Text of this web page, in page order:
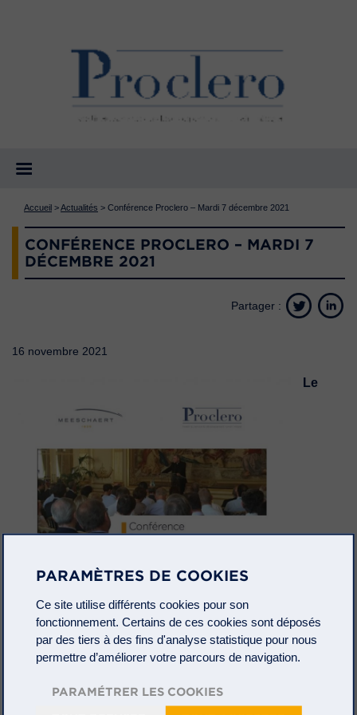
Accueil >Actualités > Conférence Proclero – Mardi 7 décembre 2021
CONFÉRENCE PROCLERO – MARDI 7
DÉCEMBRE 2021
Partager :
16 novembre 2021
Le
groupe Meeschaert et la Sicav Proclero ont le plaisir de
PARAMÈTRES DE COOKIES
Ce site utilise différents cookies pour son
fonctionnement. Certains de ces cookies sont déposés
par des tiers à des fins d'analyse statistique pour nous
permettre d’améliorer votre parcours de navigation.
PARAMÉTRER LES COOKIES